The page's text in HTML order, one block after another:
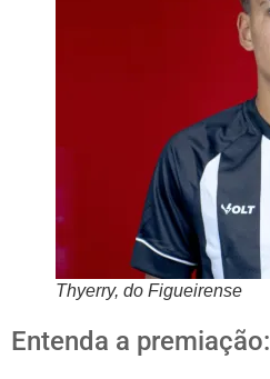
Thyerry, do Figueirense
Entenda a premiação: